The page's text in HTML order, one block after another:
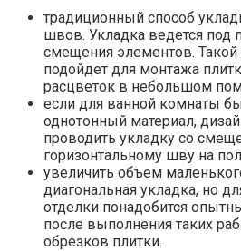
традиционный способ
швов. Укладка ведется под
смещения элементов. Такой
подойдет для монтажа
расцветок в небольшом
если для ванной комнаты
однотонный материал,
проводить укладку со
горизонтальному шву на
увеличить объем
диагональная укладка, но
отделки понадобится
после выполнения таких
обрезков плитки.